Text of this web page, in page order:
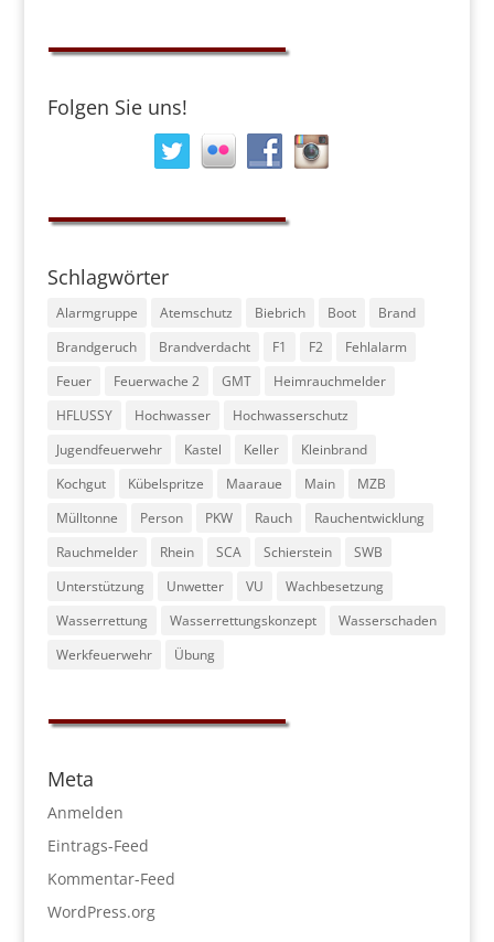
Folgen Sie uns!
Schlagwörter
Alarmgruppe Atemschutz Biebrich Boot
Brand
Brandgeruch
Brandverdacht F1 F2
Fehlalarm
Feuer
Feuerwache 2 GMT
Heimrauchmelder
HFLUSSY
Hochwasser
Hochwasserschutz
Jugendfeuerwehr
Kastel Keller
Kleinbrand
Kochgut
Kübelspritze Maaraue Main
MZB
Mülltonne
Person PKW Rauch
Rauchentwicklung
Rauchmelder
Rhein SCA Schierstein
SWB
Unterstützung
Unwetter VU
Wachbesetzung
Wasserrettung
Wasserrettungskonzept
Wasserschaden
Werkfeuerwehr
Übung
Meta
Anmelden
Eintrags-Feed
Kommentar-Feed
WordPress.org